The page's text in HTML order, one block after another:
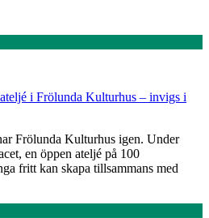
i Frölunda Kulturhus – invigs i
Frölunda Kulturhus igen. Under
en öppen ateljé på 100
fritt kan skapa tillsammans med